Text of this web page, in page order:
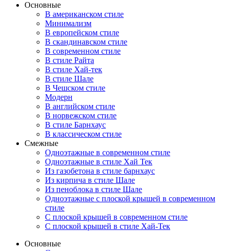
Основные
В американском стиле
Минимализм
В европейском стиле
В скандинавском стиле
В современном стиле
В стиле Райта
В стиле Хай-тек
В стиле Шале
В Чешском стиле
Модерн
В английском стиле
В норвежском стиле
В стиле Барнхаус
В классическом стиле
Смежные
Одноэтажные в современном стиле
Одноэтажные в стиле Хай Тек
Из газобетона в стиле барнхаус
Из кирпича в стиле Шале
Из пеноблока в стиле Шале
Одноэтажные с плоской крышей в современном
стиле
С плоской крышей в современном стиле
С плоской крышей в стиле Хай-Тек
Основные